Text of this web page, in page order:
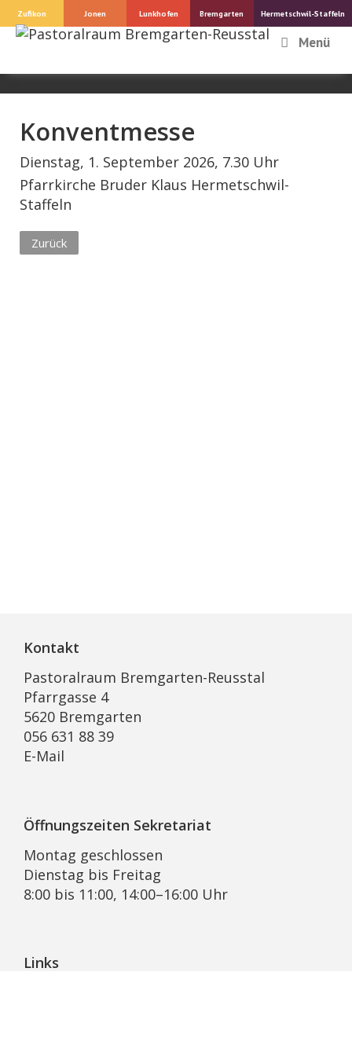
Springe
zum
Zufikon Jonen Lunkhofen Bremgarten Hermetschwil-Staffeln
Menü
Konventmesse
Dienstag, 1. September 2026, 7.30 Uhr
Pfarrkirche Bruder Klaus Hermetschwil-
Staffeln
Zurück
Kontakt
Pastoralraum Bremgarten-Reusstal
Pfarrgasse 4
5620 Bremgarten
056 631 88 39
E-Mail
Öffnungszeiten Sekretariat
Montag geschlossen
Dienstag bis Freitag
8:00 bis 11:00, 14:00–16:00 Uhr
Links